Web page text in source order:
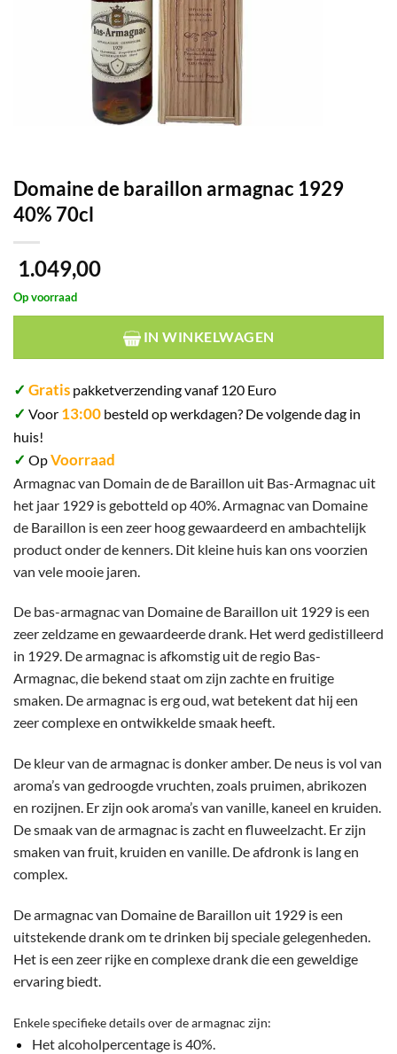
Domaine de baraillon armagnac 1929
40% 70cl
1.049,00
Op voorraad
IN WINKELWAGEN
✓ Gratis pakketverzending vanaf 120 Euro
✓ Voor 13:00 besteld op werkdagen? De volgende dag in
huis!
✓ OpVoorraad
Armagnac van Domain de de Baraillon uit Bas-Armagnac uit
het jaar 1929 is gebotteld op 40%. Armagnac van Domaine
de Baraillon is een zeer hoog gewaardeerd en ambachtelijk
product onder de kenners. Dit kleine huis kan ons voorzien
van vele mooie jaren.
De bas-armagnac van Domaine de Baraillon uit 1929 is een
zeer zeldzame en gewaardeerde drank. Het werd gedistilleerd
in 1929. De armagnac is afkomstig uit de regio Bas-
Armagnac, die bekend staat om zijn zachte en fruitige
smaken. De armagnac is erg oud, wat betekent dat hij een
zeer complexe en ontwikkelde smaak heeft.
De kleur van de armagnac is donker amber. De neus is vol van
aroma’s van gedroogde vruchten, zoals pruimen, abrikozen
en rozijnen. Er zijn ook aroma’s van vanille, kaneel en kruiden.
De smaak van de armagnac is zacht en fluweelzacht. Er zijn
smaken van fruit, kruiden en vanille. De afdronk is lang en
complex.
De armagnac van Domaine de Baraillon uit 1929 is een
uitstekende drank om te drinken bij speciale gelegenheden.
Het is een zeer rijke en complexe drank die een geweldige
ervaring biedt.
Enkele specifieke details over de armagnac zijn:
Het alcoholpercentage is 40%.